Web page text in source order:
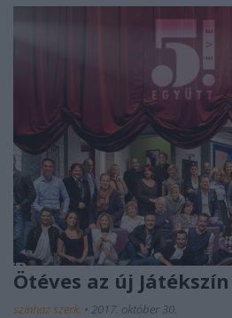
Ötéves az új Játékszín
szinhaz szerk. • 2017. október 30.